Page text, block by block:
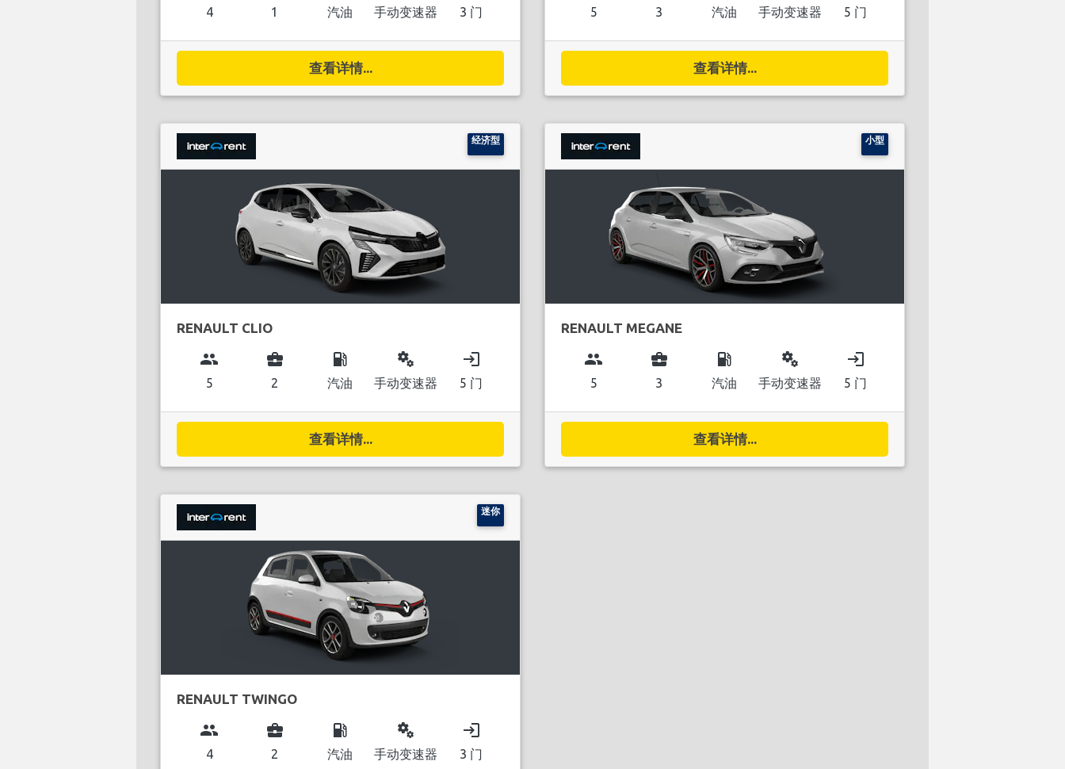
4 1 汽油 手动变速器 3 门
查看详情...
5 3 汽油 手动变速器 5 门
查看详情...
经济型
RENAULT CLIO
group
5
business_center
2
local_gas_station
汽油
miscellaneous_services
手动变速器
login
5 门
查看详情...
小型
RENAULT MEGANE
group
5
business_center
3
local_gas_station
汽油
miscellaneous_services
手动变速器
login
5 门
查看详情...
迷你
RENAULT TWINGO
group
4
business_center
2
local_gas_station
汽油
miscellaneous_services
手动变速器
login
3 门